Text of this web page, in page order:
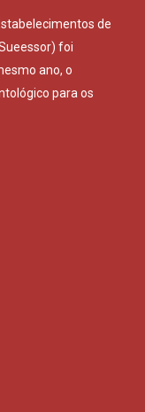
de
foi
ano, o
para os